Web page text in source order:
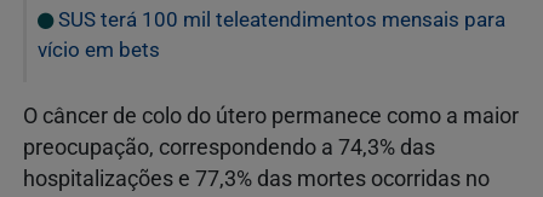
SUS terá 100 mil teleatendimentos mensais para
vício em bets
O câncer de colo do útero permanece como a maior
preocupação, correspondendo a 74,3% das
hospitalizações e 77,3% das mortes ocorridas no